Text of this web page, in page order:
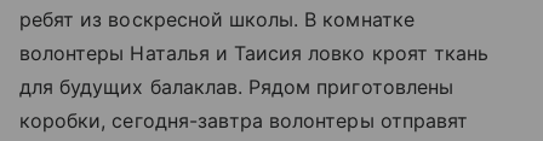
ребят из воскресной школы. В комнатке
волонтеры Наталья и Таисия ловко кроят ткань
для будущих балаклав. Рядом приготовлены
коробки, сегодня-завтра волонтеры отправят